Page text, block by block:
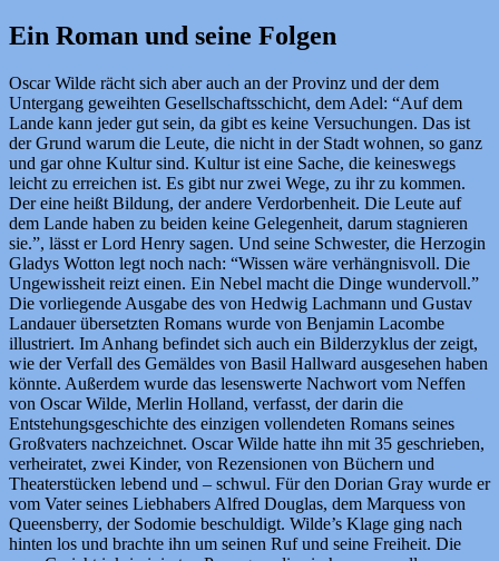
Ein Roman und seine Folgen
Oscar Wilde rächt sich aber auch an der Provinz und der dem
Untergang geweihten Gesellschaftsschicht, dem Adel: “Auf dem
Lande kann jeder gut sein, da gibt es keine Versuchungen. Das ist
der Grund warum die Leute, die nicht in der Stadt wohnen, so ganz
und gar ohne Kultur sind. Kultur ist eine Sache, die keineswegs
leicht zu erreichen ist. Es gibt nur zwei Wege, zu ihr zu kommen.
Der eine heißt Bildung, der andere Verdorbenheit. Die Leute auf
dem Lande haben zu beiden keine Gelegenheit, darum stagnieren
sie.”, lässt er Lord Henry sagen. Und seine Schwester, die Herzogin
Gladys Wotton legt noch nach: “Wissen wäre verhängnisvoll. Die
Ungewissheit reizt einen. Ein Nebel macht die Dinge wundervoll.”
Die vorliegende Ausgabe des von Hedwig Lachmann und Gustav
Landauer übersetzten Romans wurde von Benjamin Lacombe
illustriert. Im Anhang befindet sich auch ein Bilderzyklus der zeigt,
wie der Verfall des Gemäldes von Basil Hallward ausgesehen haben
könnte. Außerdem wurde das lesenswerte Nachwort vom Neffen
von Oscar Wilde, Merlin Holland, verfasst, der darin die
Entstehungsgeschichte des einzigen vollendeten Romans seines
Großvaters nachzeichnet. Oscar Wilde hatte ihn mit 35 geschrieben,
verheiratet, zwei Kinder, von Rezensionen von Büchern und
Theaterstücken lebend und – schwul. Für den Dorian Gray wurde er
vom Vater seines Liebhabers Alfred Douglas, dem Marquess von
Queensberry, der Sodomie beschuldigt. Wilde’s Klage ging nach
hinten los und brachte ihn um seinen Ruf und seine Freiheit. Die